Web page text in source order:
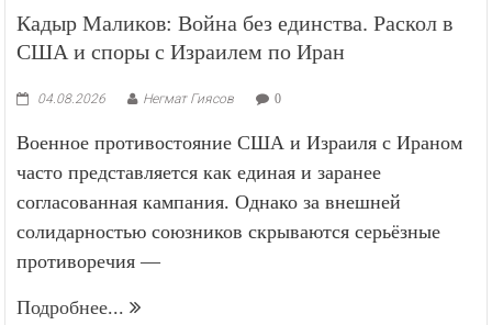
Кадыр Маликов: Война без единства. Раскол в
США и споры с Израилем по Иран
04.08.2026 Негмат Гиясов 0
Военное противостояние США и Израиля с Ираном
часто представляется как единая и заранее
согласованная кампания. Однако за внешней
солидарностью союзников скрываются серьёзные
противоречия —
Подробнее...